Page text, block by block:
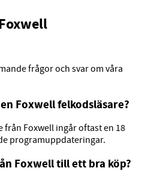
frågor och svar om våra
Foxwell felkodsläsare?
från Foxwell ingår oftast en 18
programuppdateringar.
Foxwell till ett bra köp?